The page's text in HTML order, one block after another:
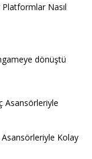
Platformlar Nasıl
dönüştü
Asansörleriyle
Asansörleriyle Kolay